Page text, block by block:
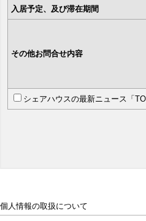
入居予定、及び滞在期間
その他お問合せ内容
シェアハウスの最新ニュース「
個人情報の取扱について